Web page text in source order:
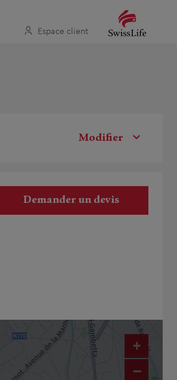
Espace client
Modifier
Demander un devis
+
−